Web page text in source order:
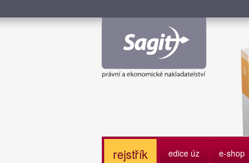
rejstřík edice úz e-shop